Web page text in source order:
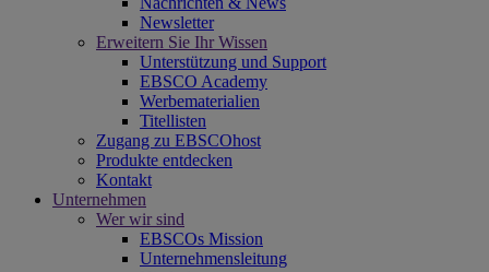
Newsletter
Erweitern Sie Ihr Wissen
Unterstützung und Support
EBSCO Academy
Werbematerialien
Titellisten
Zugang zu EBSCOhost
Produkte entdecken
Kontakt
Unternehmen
Wer wir sind
EBSCOs Mission
Unternehmensleitung